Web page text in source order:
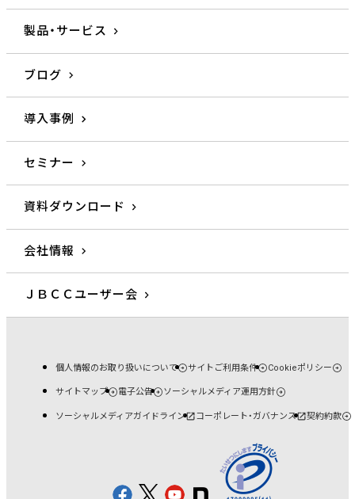
製品・サービス
ブログ
導入事例
セミナー
資料ダウンロード
会社情報
ＪＢＣＣユーザー会
個人情報のお取り扱いについて サイトご利用条件 Cookieポリシー
サイトマップ 電子公告 ソーシャルメディア運用方針
ソーシャルメディアガイドライン コーポレート・ガバナンス 契約約款